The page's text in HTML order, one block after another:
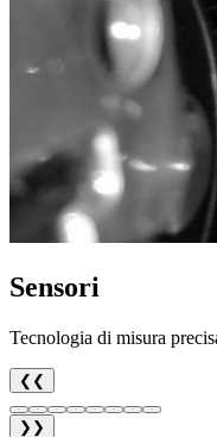
Sensori
Tecnologia di misura
❮❮
❯❯